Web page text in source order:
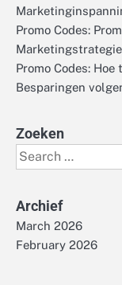
Promo Codes:
Promo Codes:
Besparingen
Zoeken
Search
for:
Archief
March 2026
February 2026